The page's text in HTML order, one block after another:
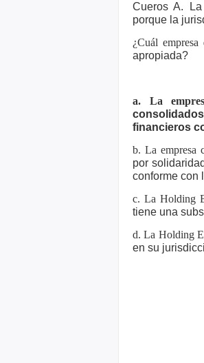
Cueros A.
porque la
¿Cuál
apropiada?
a. La
financieros
b. La empresa
por
conforme con
c. La Holding
tiene una
d. La Holding
en su